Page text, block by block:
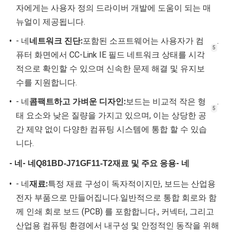
개
책
자에게는 사용자 정의 드라이버 개발에 도움이 되는 매
뉴얼이 제공됩니다.
• - 네 네트워크 진단:포함된 소프트웨어는 사용자가 컴
퓨터 화면에서 CC-Link IE 필드 네트워크 상태를 시각
적으로 확인할 수 있으며 신속한 문제 해결 및 유지보
수를 지원합니다.
5
.
• - 네 콤팩트하고 가벼운 디자인:보드는 비교적 작은 형
태 요소와 낮은 질량을 가지고 있으며, 이는 상당한 공
간 제약 없이 다양한 컴퓨팅 시스템에 통합 할 수 있습
니다.
5
.
- 네 - 네 Q81BD-J71GF11-T2재료 및 주요 응용- 네
• - 네 재료:특정 재료 구성이 독자적이지만, 보드는 산업용
전자 부품으로 만들어집니다.일반적으로 통합 회로와 함
께 인쇄 회로 보드 (PCB) 를 포함합니다., 커넥터, 그리고
산업용 컴퓨팅 환경에서 내구성 및 안정적인 동작을 위해